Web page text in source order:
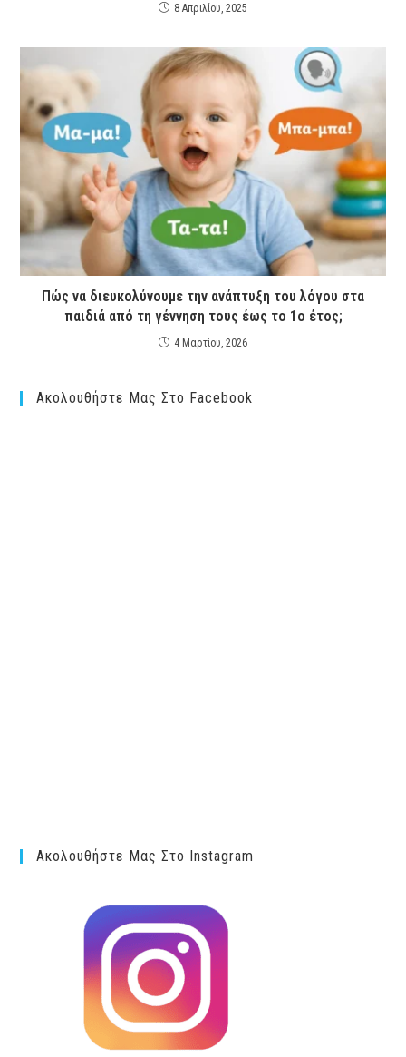
8 Απριλίου, 2025
Πώς να διευκολύνουμε την ανάπτυξη του λόγου στα
παιδιά από τη γέννηση τους έως το 1ο έτος;
4 Μαρτίου, 2026
Ακολουθήστε Μας Στο Facebook
Ακολουθήστε Μας Στο Instagram